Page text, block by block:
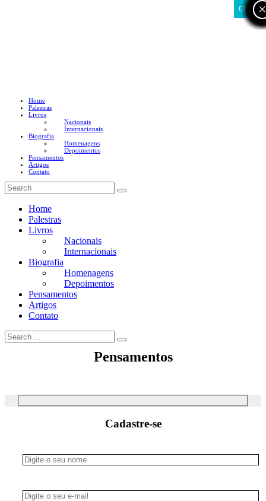
Home
Palestras
Livros
Nacionais
Internacionais
Biografia
Homenagens
Depoimentos
Pensamentos
Artigos
Contato
Home
Palestras
Livros
Nacionais
Internacionais
Biografia
Homenagens
Depoimentos
Pensamentos
Artigos
Contato
Pensamentos
Cadastre-se
×
×
×
×
CLOSE×
×
×
×
×
×
×
×
×
×
×
×
×
×
×
×
×
×
×
×
×
×
×
×
×
×
×
×
×
×
×
×
×
×
×
×
×